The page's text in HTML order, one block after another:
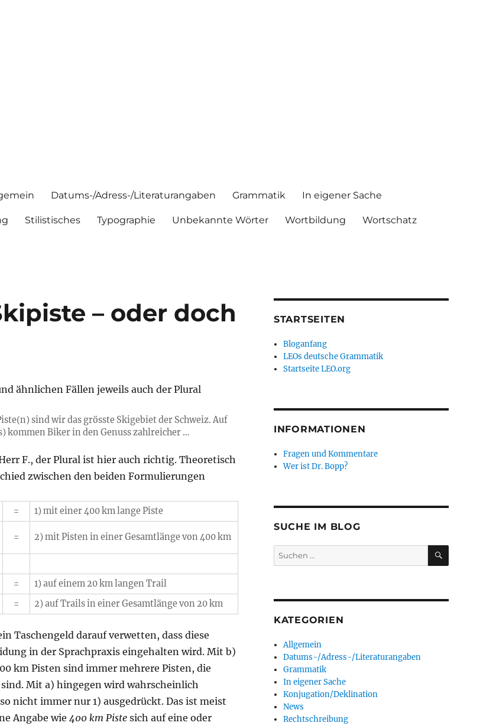
Datums-/Adress-/Literaturangaben Grammatik In eigener Sache
Stilistisches Typographie Unbekannte Wörter Wortbildung Wortschatz
– oder doch
ähnlichen Fällen jeweils auch der Plural
sind wir das grösste Skigebiet der Schweiz. Auf
kommen Biker in den Genuss zahlreicher …
F., der Plural ist hier auch richtig. Theoretisch
zwischen den beiden Formulierungen
=
1) mit einer 400 km lange Piste
= 2) mit Pisten in einer Gesamtlänge von 400 km
=
1) auf einem 20 km langen Trail
= 2) auf Trails in einer Gesamtlänge von 20 km
Taschengeld darauf verwetten, dass diese
in der Sprachpraxis eingehalten wird. Mit b)
km Pisten sind immer mehrere Pisten, die
Mit a) hingegen wird wahrscheinlich
nicht immer nur 1) ausgedrückt. Das ist meist
Angabe wie 400 km Pistesich auf eine oder
STARTSEITEN
Bloganfang
LEOs deutsche Grammatik
Startseite LEO.org
INFORMATIONEN
Fragen und Kommentare
Wer ist Dr. Bopp?
SUCHE IM BLOG
Suchen
nach:
SUCHEN
KATEGORIEN
Allgemein
Datums-/Adress-/Literaturangaben
Grammatik
In eigener Sache
Konjugation/Deklination
News
Rechtschreibung